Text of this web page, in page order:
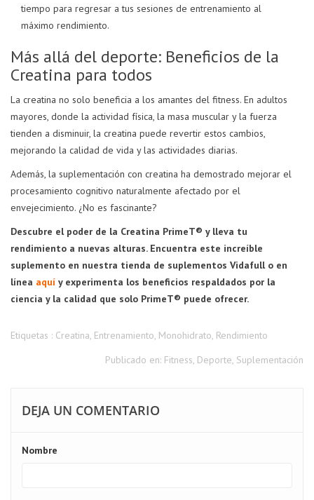
tiempo para regresar a tus sesiones de entrenamiento al
máximo rendimiento.
Más allá del deporte: Beneficios de la
Creatina para todos
La creatina no solo beneficia a los amantes del fitness. En adultos
mayores, donde la actividad física, la masa muscular y la fuerza
tienden a disminuir, la creatina puede revertir estos cambios,
mejorando la calidad de vida y las actividades diarias.
Además, la suplementación con creatina ha demostrado mejorar el
procesamiento cognitivo naturalmente afectado por el
envejecimiento. ¿No es fascinante?
Descubre el poder de la Creatina PrimeT® y lleva tu
rendimiento a nuevas alturas. Encuentra este increíble
suplemento en nuestra tienda de suplementos Vidafull o en
línea aquí y experimenta los beneficios respaldados por la
ciencia y la calidad que solo PrimeT® puede ofrecer.
Etiquetas : Creatina, Entrenamiento, Monohidrato, Rendimiento
Publicado en: Fitness, Deporte, Suplementación
DEJA UN COMENTARIO
Nombre